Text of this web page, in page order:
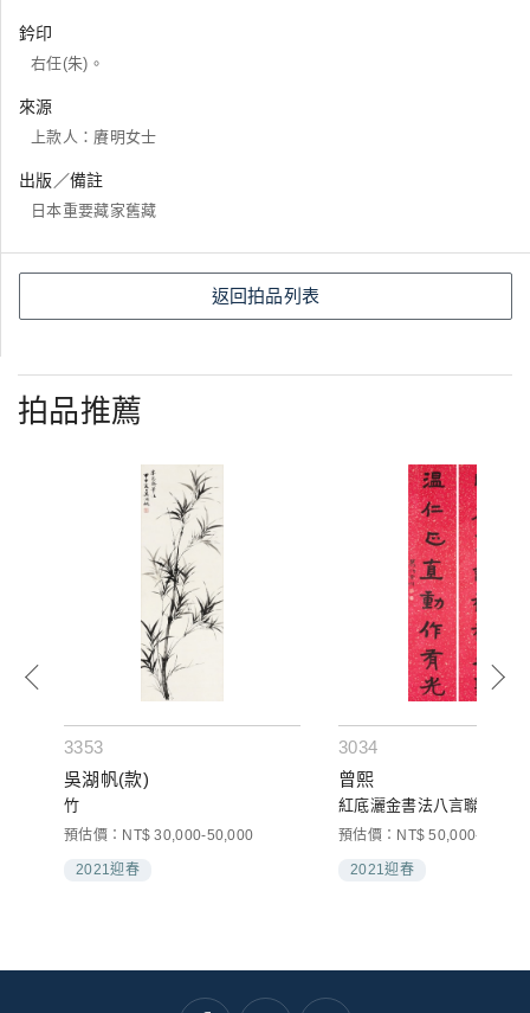
鈐印
右任(朱)。
來源
上款人：賡明女士
出版／備註
日本重要藏家舊藏
返回拍品列表
拍品推薦
3353
吳湖帆(款)
竹
預估價：NT$ 30,000-50,000
2021迎春
3034
曾熙
紅底灑金書法八言聯
預估價：NT$ 50,000-80,000
2021迎春